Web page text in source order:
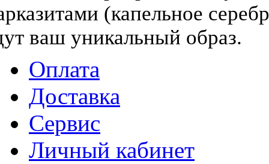
(капельное
ваш уникальный образ.
Оплата
Доставка
Сервис
Личный кабинет